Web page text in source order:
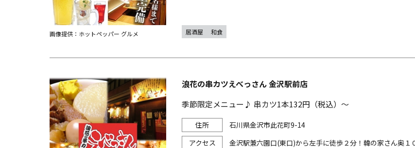
画像提供：ホットペッパー グルメ 居酒屋 和食
浪花の串カツえべっさん 金沢駅前店
季節限定メニュー♪ 串カツ1本132円（税込）～
石川県金沢市此花町9-14
金沢駅兼六園口(東口)から左手に徒歩２分！韓の家さん奥１